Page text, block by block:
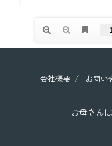
会社概要 お問い
お母さん